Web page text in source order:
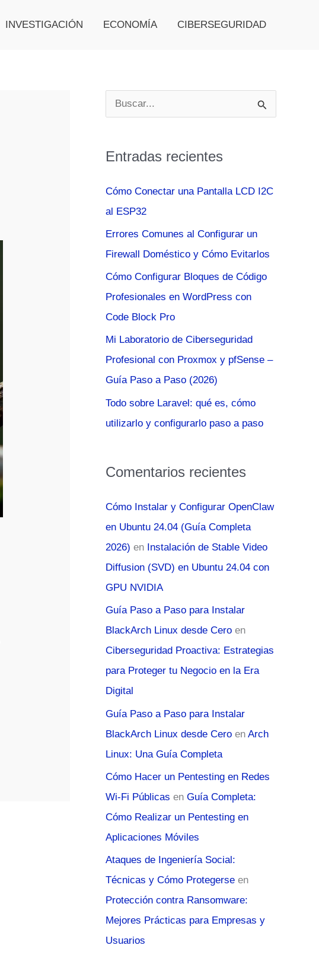
INVESTIGACIÓN ECONOMÍA CIBERSEGURIDAD
u
c
o
r
:
Entradas recientes
Cómo Conectar una Pantalla LCD I2C
al ESP32
Errores Comunes al Configurar un
Firewall Doméstico y Cómo Evitarlos
Cómo Configurar Bloques de Código
Profesionales en WordPress con
Code Block Pro
Mi Laboratorio de Ciberseguridad
Profesional con Proxmox y pfSense –
Guía Paso a Paso (2026)
Todo sobre Laravel: qué es, cómo
utilizarlo y configurarlo paso a paso
Comentarios recientes
Cómo Instalar y Configurar OpenClaw
en Ubuntu 24.04 (Guía Completa
2026) en Instalación de Stable Video
Diffusion (SVD) en Ubuntu 24.04 con
GPU NVIDIA
Guía Paso a Paso para Instalar
BlackArch Linux desde Cero en
Ciberseguridad Proactiva: Estrategias
para Proteger tu Negocio en la Era
Digital
Guía Paso a Paso para Instalar
BlackArch Linux desde Cero en Arch
Linux: Una Guía Completa
Cómo Hacer un Pentesting en Redes
Wi-Fi Públicas en Guía Completa:
Cómo Realizar un Pentesting en
Aplicaciones Móviles
Ataques de Ingeniería Social:
Técnicas y Cómo Protegerse en
Protección contra Ransomware:
Mejores Prácticas para Empresas y
Usuarios